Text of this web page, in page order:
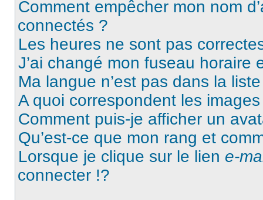
Comment empêcher mon nom
connectés ?
Les heures ne sont pas
J’ai changé mon fuseau horaire
Ma langue n’est pas dans la
A quoi correspondent les
Comment puis-je afficher un
Qu’est-ce que mon rang et
Lorsque je clique sur le lien e-
connecter !?